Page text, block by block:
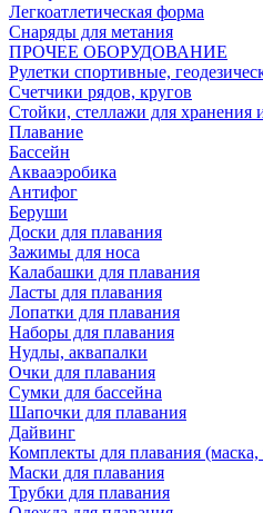
Легкоатлетическая форма
Снаряды для метания
ПРОЧЕЕ ОБОРУДОВАНИЕ
Рулетки спортивные,
Счетчики рядов, кругов
Стойки, стеллажи для хранения
Плавание
Бассейн
Аквааэробика
Антифог
Беруши
Доски для плавания
Зажимы для носа
Калабашки для плавания
Ласты для плавания
Лопатки для плавания
Наборы для плавания
Нудлы, аквапалки
Очки для плавания
Сумки для бассейна
Шапочки для плавания
Дайвинг
Комплекты для плавания (маска,
Маски для плавания
Трубки для плавания